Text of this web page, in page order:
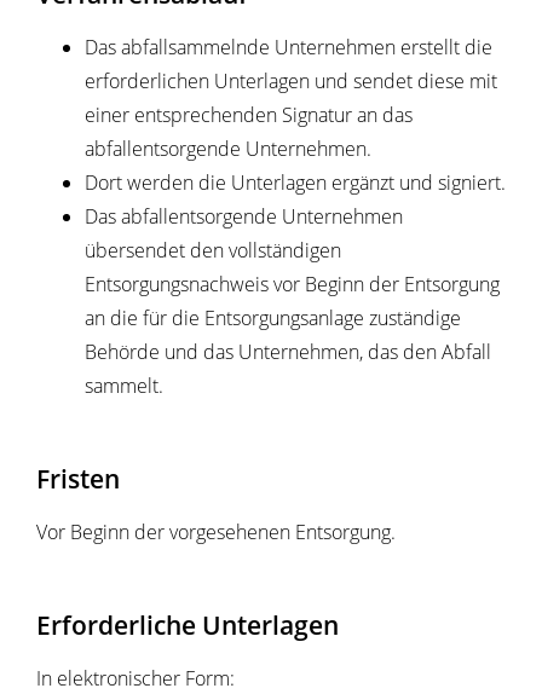
Das abfallsammelnde Unternehmen erstellt die
erforderlichen Unterlagen und sendet diese mit
einer entsprechenden Signatur an das
abfallentsorgende Unternehmen.
Dort werden die Unterlagen ergänzt und signiert.
Das abfallentsorgende Unternehmen
übersendet den vollständigen
Entsorgungsnachweis vor Beginn der Entsorgung
an die für die Entsorgungsanlage zuständige
Behörde und das Unternehmen, das den Abfall
sammelt.
Fristen
Vor Beginn der vorgesehenen Entsorgung.
Erforderliche Unterlagen
In elektronischer Form: